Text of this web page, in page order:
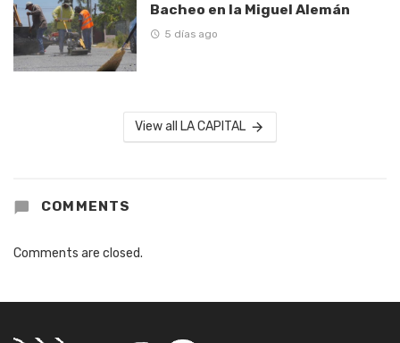
Bacheo en la Miguel Alemán
5 días ago
View all LA CAPITAL
COMMENTS
Comments are closed.